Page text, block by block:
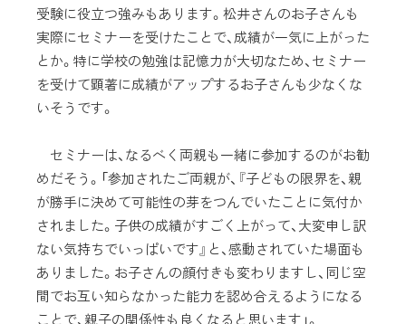
受験に役立つ強みもあります。松井さんのお子さんも
実際にセミナーを受けたことで、成績が一気に上がった
とか。特に学校の勉強は記憶力が大切なため、セミナー
を受けて顕著に成績がアップするお子さんも少なくな
いそうです。
セミナーは、なるべく両親も一緒に参加するのがお勧
めだそう。「参加されたご両親が、『子どもの限界を、親
が勝手に決めて可能性の芽をつんでいたことに気付か
されました。子供の成績がすごく上がって、大変申し訳
ない気持ちでいっぱいです』と、感動されていた場面も
ありました。お子さんの顔付きも変わりますし、同じ空
間でお互い知らなかった能力を認め合えるようになる
ことで、親子の関係性も良くなると思います」。